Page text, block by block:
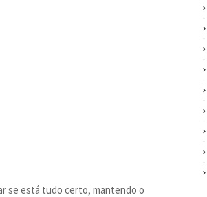
se está tudo certo, mantendo o